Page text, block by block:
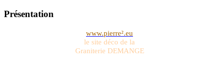
Présentation
www.pierre².eu
le site déco de la
Graniterie DEMANGE